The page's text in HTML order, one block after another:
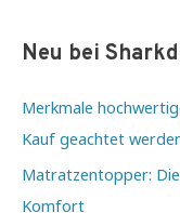
Neu bei
Merkmale
Kauf geachtet
Matratzentopper:
Komfort